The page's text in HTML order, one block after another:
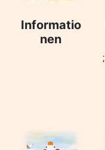
Informatio
nen
;